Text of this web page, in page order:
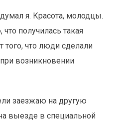
– СТРАНА
ПАРКОВКУ.
я. Красота, молодцы.
что получилась такая
того, что люди сделали
возникновении
заезжаю на другую
выезде в специальной